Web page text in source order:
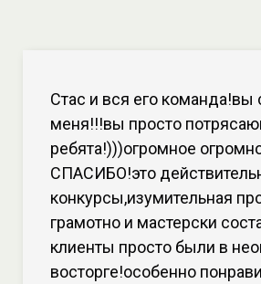
Стас и вся его
меня!!!вы просто
ребята!)))огромное
СПАСИБО!это
конкурсы,изумительная
грамотно и мастерски
клиенты просто были в
восторге!особенно